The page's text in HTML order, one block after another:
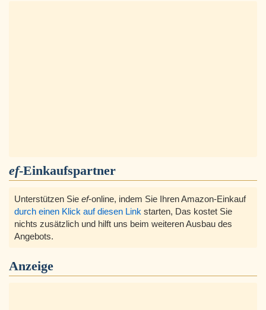
ef-Einkaufspartner
Unterstützen Sie ef-online, indem Sie Ihren Amazon-Einkauf
durch einen Klick auf diesen Link starten, Das kostet Sie
nichts zusätzlich und hilft uns beim weiteren Ausbau des
Angebots.
Anzeige